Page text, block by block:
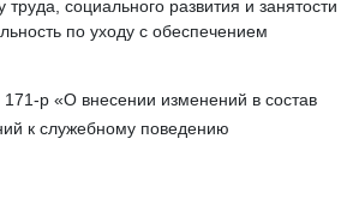
социального развития и занятости
по уходу с обеспечением
р «О внесении изменений в состав
к служебному поведению